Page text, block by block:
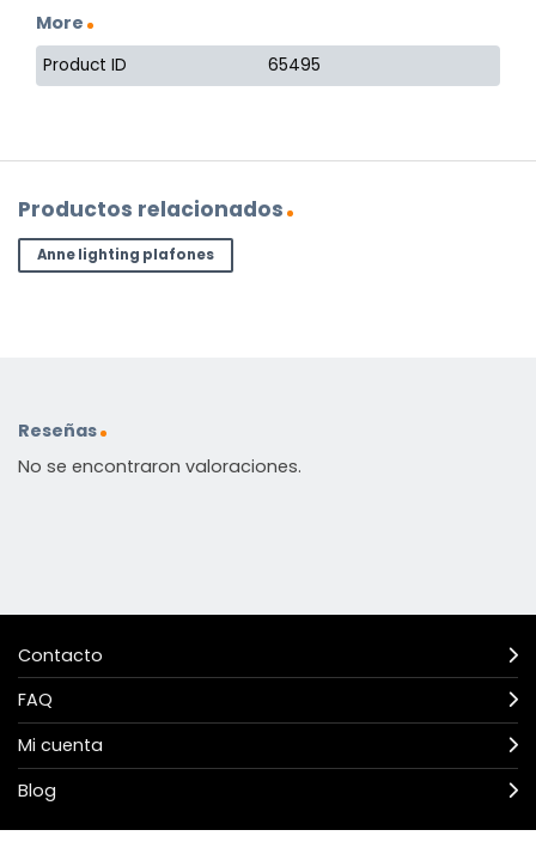
More
Product ID 65495
Productos relacionados
Anne lighting plafones
Reseñas
No se encontraron valoraciones.
Contacto
FAQ
Mi cuenta
Blog